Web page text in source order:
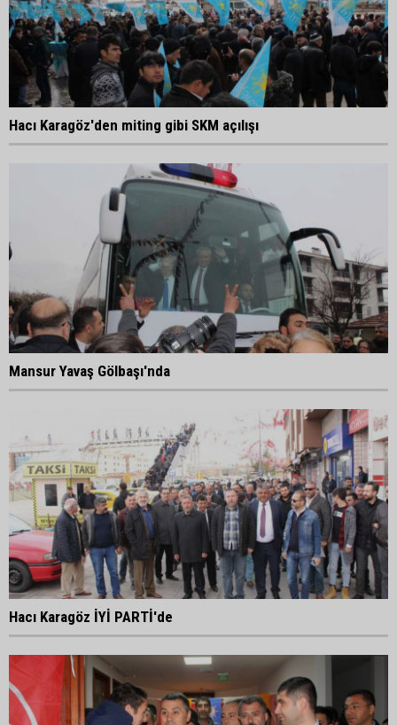
Hacı Karagöz'den miting gibi SKM açılışı
Mansur Yavaş Gölbaşı'nda
Hacı Karagöz İYİ PARTİ'de